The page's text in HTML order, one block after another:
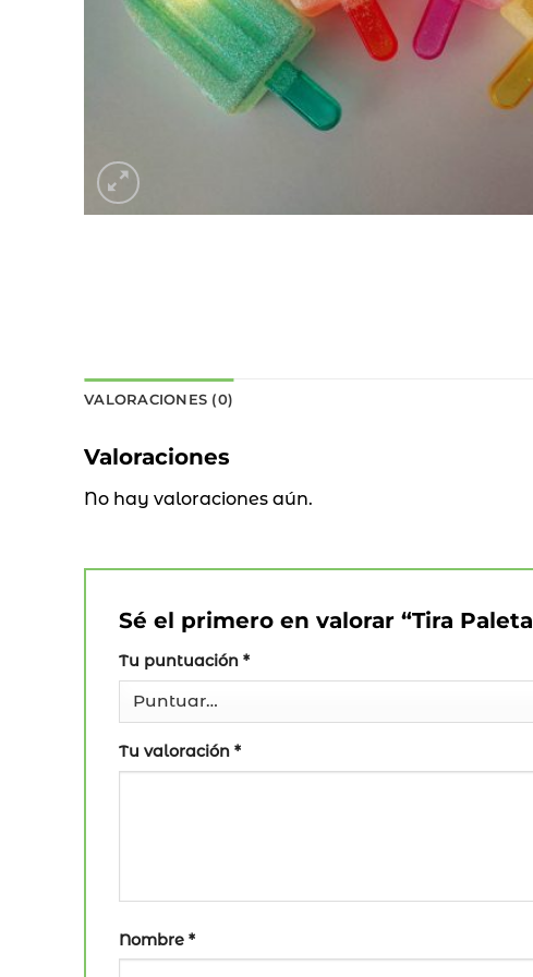
VALORACIONES (0)
Valoraciones
No hay valoraciones aún.
Sé el primero en valorar “Tira
Tu puntuación *
Tu valoración *
Nombre *